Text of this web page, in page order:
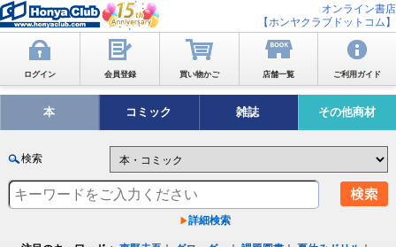
オンライン書店
【ホンヤクラブドットコム】
ログイン 会員登録 買い物かご 店舗一覧 ご利用ガイド
本 コミック 雑誌 その他商材
検索
詳細検索